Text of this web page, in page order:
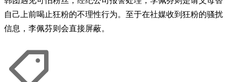
自己上前喝止狂粉的不理性行为。至于在社媒收到狂粉的骚扰
信息，李佩芬则会直接屏蔽。